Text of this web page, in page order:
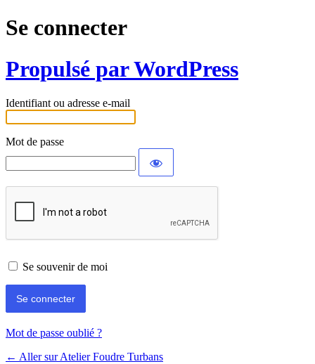
Se connecter
Propulsé par WordPress
Identifiant ou adresse e-mail
Mot de passe
Se souvenir de moi
Mot de passe oublié ?
← Aller sur Atelier Foudre Turbans